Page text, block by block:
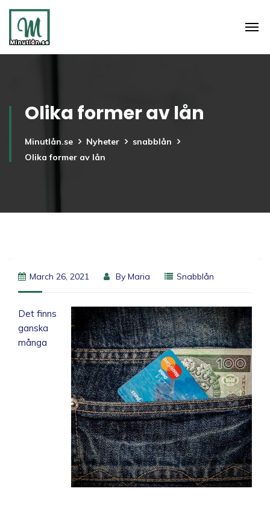
Olika former av lån
Minutlån.se Nyheter
snabblån
Olika former av lån
March 26, 2021 By Maria Snabblån
Det finns
ganska
många